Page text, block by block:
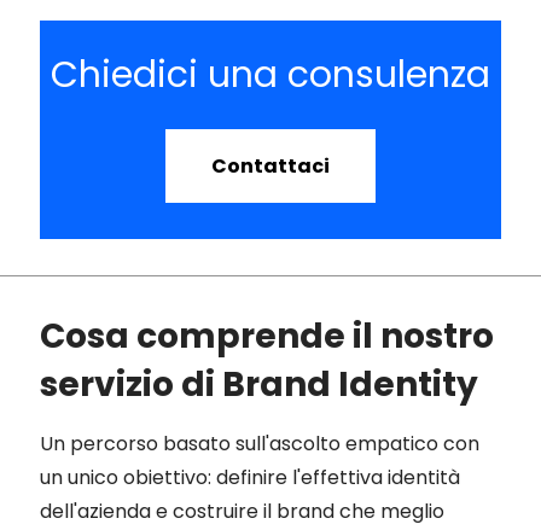
Chiedici una consulenza
Contattaci
Cosa comprende il nostro
servizio di Brand Identity
Un percorso basato sull'ascolto empatico con
un unico obiettivo: definire l'effettiva identità
dell'azienda e costruire il brand che meglio